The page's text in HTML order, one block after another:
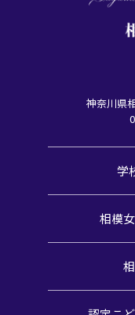
神奈川県
学
相模